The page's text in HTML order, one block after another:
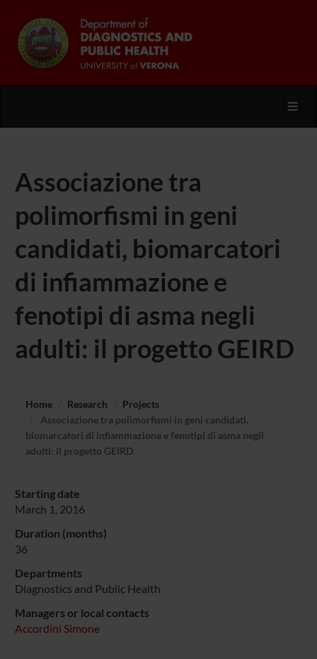
Associazione tra
polimorfismi in geni
candidati, biomarcatori
di infiammazione e
fenotipi di asma negli
adulti: il progetto GEIRD
Home Research
Projects
Associazione tra polimorfismi in geni candidati,
biomarcatori di infiammazione e fenotipi di asma negli
adulti: il progetto GEIRD
Starting date
March 1, 2016
Duration (months)
36
Departments
Diagnostics and Public Health
Managers or local contacts
Accordini Simone